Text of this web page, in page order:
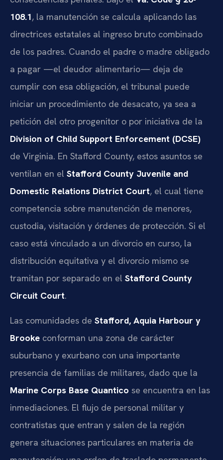
108.1, la manutención se calcula aplicando las
directrices estatales al ingreso bruto combinado
de los padres. Cuando el padre o madre obligado
a pagar —el deudor alimentario— deja de
cumplir con esa obligación, el tribunal puede
iniciar un procedimiento de desacato, ya sea a
petición del otro progenitor o por iniciativa de la
Division of Child Support Enforcement (DCSE)
de Virginia. En Stafford County, estos asuntos se
ventilan en el Stafford County Juvenile and
Domestic Relations District Court, el cual tiene
competencia sobre manutención de menores,
custodia, visitación y órdenes de protección. Si el
caso está vinculado a un divorcio en curso, la
distribución equitativa y el divorcio mismo se
tramitan por separado en el Stafford County
Circuit Court.
Las comunidades de Stafford, Aquia Harbour y
Brooke conforman una zona de carácter
suburbano y exurbano con una importante
presencia de familias de militares, dado que la
Marine Corps Base Quantico se encuentra en las
inmediaciones. El flujo de personal militar y
contratistas que entran y salen de la región
genera situaciones particulares en materia de